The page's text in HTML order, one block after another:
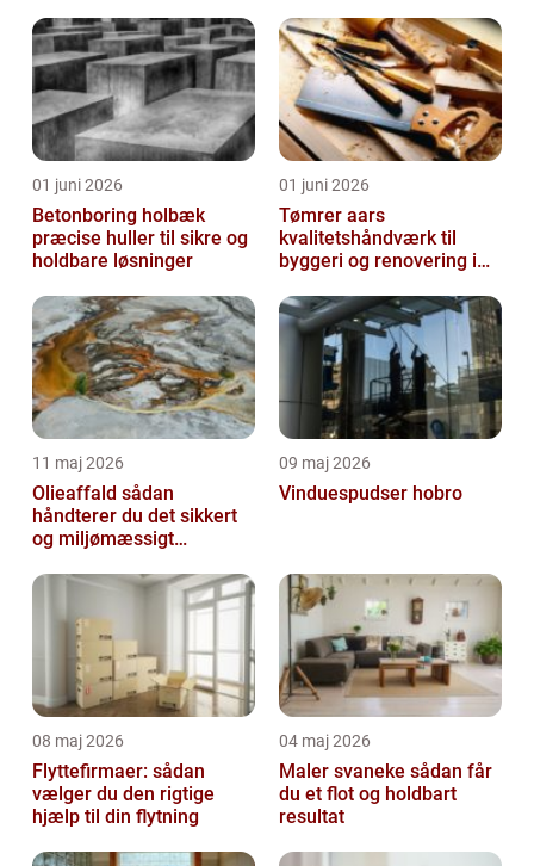
01 juni 2026
Betonboring holbæk
præcise huller til sikre og
holdbare løsninger
01 juni 2026
Tømrer aars
kvalitetshåndværk til
byggeri og renovering i
11 maj 2026
Olieaffald sådan
håndterer du det sikkert
og miljømæssigt
09 maj 2026
Vinduespudser hobro
08 maj 2026
Flyttefirmaer: sådan
vælger du den rigtige
hjælp til din flytning
04 maj 2026
Maler svaneke sådan får
du et flot og holdbart
resultat